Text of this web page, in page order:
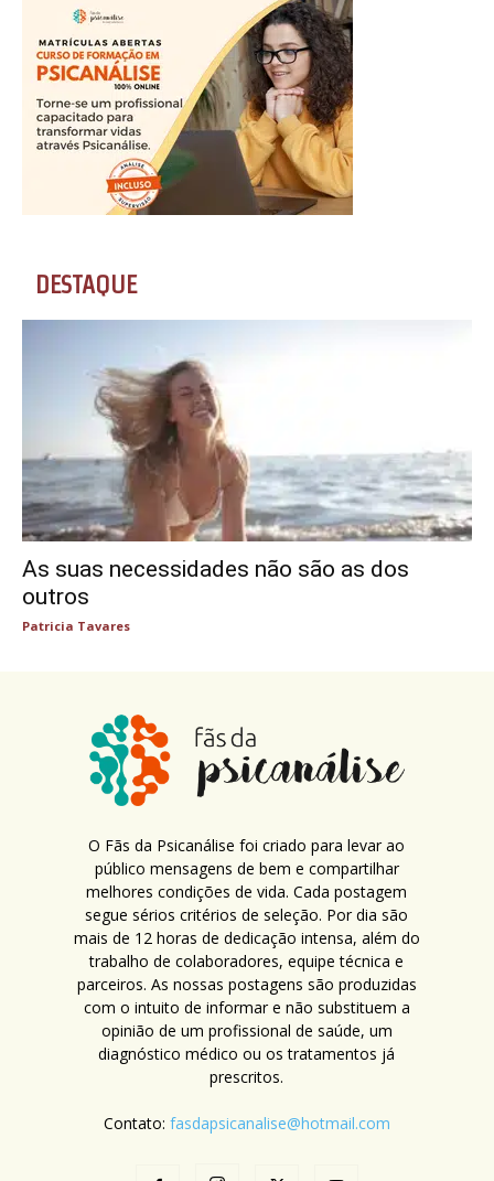
DESTAQUE
As suas necessidades não são as dos
outros
Patricia Tavares
O Fãs da Psicanálise foi criado para levar ao
público mensagens de bem e compartilhar
melhores condições de vida. Cada postagem
segue sérios critérios de seleção. Por dia são
mais de 12 horas de dedicação intensa, além do
trabalho de colaboradores, equipe técnica e
parceiros. As nossas postagens são produzidas
com o intuito de informar e não substituem a
opinião de um profissional de saúde, um
diagnóstico médico ou os tratamentos já
prescritos.
Contato: fasdapsicanalise@hotmail.com